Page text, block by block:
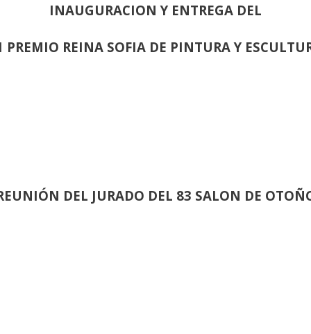
INAUGURACION Y ENTREGA DEL
PREMIO REINA SOFIA DE PINTURA Y
DEL JURADO DEL 83 SALON DE